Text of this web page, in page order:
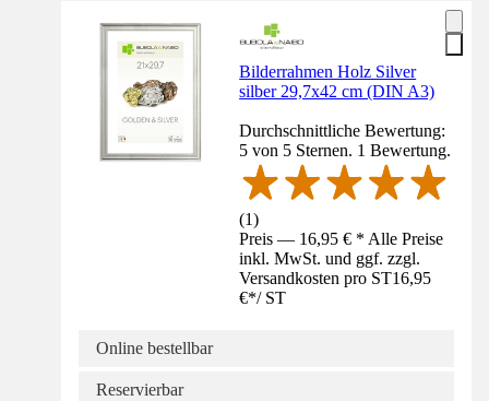
Bilderrahmen Holz Silver
silber 29,7x42 cm (DIN A3)
Durchschnittliche Bewertung:
5 von 5 Sternen. 1 Bewertung.
(1)
Preis — 16,95 € * Alle Preise
inkl. MwSt. und ggf. zzgl.
Versandkosten pro ST16,95
€*/ ST
Online bestellbar
Reservierbar